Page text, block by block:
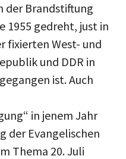
der Brandstiftung
1955 gedreht, just in
fixierten West- und
und DDR in
ist. Auch
in jenem Jahr
der Evangelischen
Thema 20. Juli